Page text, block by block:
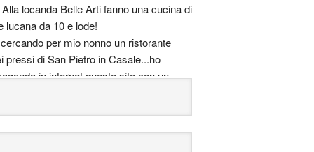
Alla locanda Belle Arti fanno una cucina di
lucana da 10 e lode!
per mio nonno un ristorante
pressi di San Pietro in Casale...ho
in internet questo sito con un
di nome "Hostaria del Pittore", qualcuno